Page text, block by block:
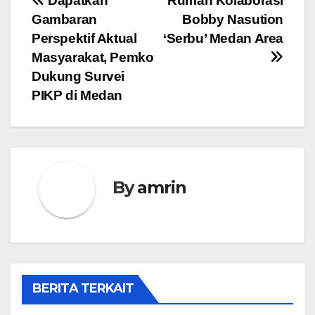
pos
Bobby Nasution
‘Serbu’ Medan Area
Gambaran
Perspektif Aktual
Masyarakat, Pemko
Dukung Survei
PIKP di Medan
Byamrin
BERITA TERKAIT